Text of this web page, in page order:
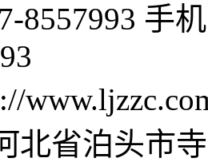
8557993 手
北省泊头市